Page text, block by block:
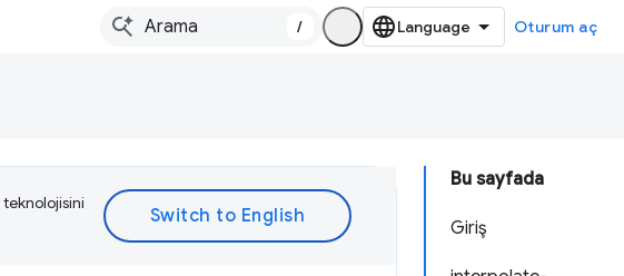
/ Oturum aç
Bu sayfada
Giriş